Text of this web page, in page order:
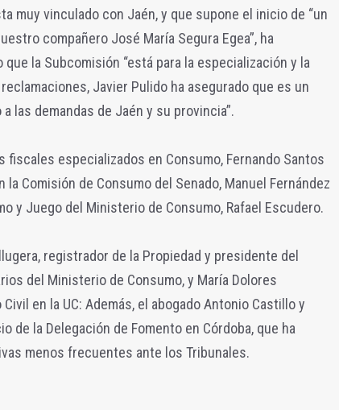
muy vinculado con Jaén, y que supone el inicio de “un
compañero José María Segura Egea”, ha
la Subcomisión “está para la especialización y la
Javier Pulido ha asegurado que es un
las demandas de Jaén y su provincia”.
especializados en Consumo, Fernando Santos
Comisión de Consumo del Senado, Manuel Fernández
y Juego del Ministerio de Consumo, Rafael Escudero.
registrador de la Propiedad y presidente del
del Ministerio de Consumo, y María Dolores
en la UC: Además, el abogado Antonio Castillo y
de la Delegación de Fomento en Córdoba, que ha
menos frecuentes ante los Tribunales.